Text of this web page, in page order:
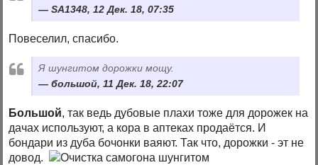
SA1348, 12 Дек. 18, 07:35
Повеселил, спасибо.
Я шунгитом дорожки мощу.
большой, 11 Дек. 18, 22:07
Большой, так ведь дубовые плахи тоже для дорожек на
дачах используют, а кора в аптеках продаётся. И
бондари из дуба бочонки ваяют. Так что, дорожки - эт не
довод.